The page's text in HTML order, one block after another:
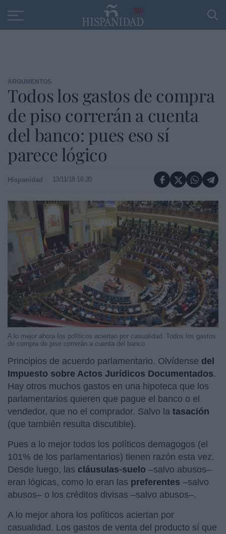
30
ARGUMENTOS
Todos los gastos de compra
de piso correrán a cuenta
del banco: pues eso sí
parece lógico
Hispanidad 13/11/18 16:20
A lo mejor ahora los políticos aciertan por casualidad. Todos los gastos
de compra de piso correrán a cuenta del banco
Principios de acuerdo parlamentario. Olvídense del
Impuesto sobre Actos Jurídicos Documentados.
Hay otros muchos gastos en una hipoteca que los
parlamentarios quieren que pague el banco o el
vendedor, que no el comprador. Salvo la tasación
(que también resulta discutible).
Pues a lo mejor todos los políticos demagogos (el
101% de los parlamentarios) tienen razón esta vez.
Desde luego, las cláusulas-suelo –salvo abusos–
eran lógicas, como lo eran las preferentes –salvo
abusos– o los créditos divisas –salvo abusos–.
A lo mejor ahora los políticos aciertan por
casualidad. Los gastos de venta del producto sí que